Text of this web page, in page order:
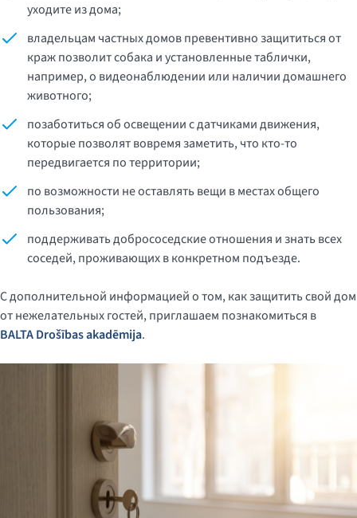
уходите из дома;
владельцам частных домов превентивно защититься от
краж позволит собака и установленные таблички,
например, о видеонаблюдении или наличии домашнего
животного;
позаботиться об освещении с датчиками движения,
которые позволят вовремя заметить, что кто-то
передвигается по территории;
по возможности не оставлять вещи в местах общего
пользования;
поддерживать добрососедские отношения и знать всех
соседей, проживающих в конкретном подъезде.
С дополнительной информацией о том, как защитить свой дом
от нежелательных гостей, приглашаем познакомиться в
BALTA Drošības akadēmija.